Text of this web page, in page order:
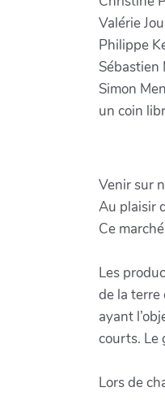
Valérie
Philippe
Sébastien
Simon
un coin
Venir sur
Au plaisir
Ce
Les
de la terre
ayant
courts. Le
Lors de